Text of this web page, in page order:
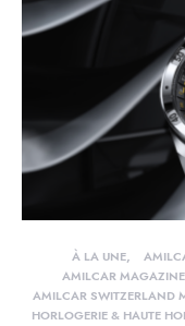
À LA UNE
AMILCAR
AMILCAR SWITZERLAND
HORLOGERIE & HAUTE